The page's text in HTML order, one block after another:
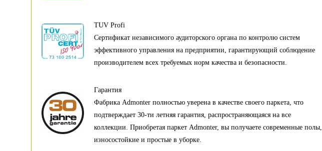
TUV Profi
Сертификат независимого аудиторского органа по контролю систем
эффективного управления на предприятии, гарантирующий соблюдение
производителем всех требуемых норм качества и безопасности.
Гарантия
Фабрика Admonter полностью уверена в качестве своего паркета, что
подтверждает 30-ти летняя гарантия, распространяющаяся на все
коллекции. Приобретая паркет Admonter, вы получаете современные полы,
износостойкие и простые в уборке.